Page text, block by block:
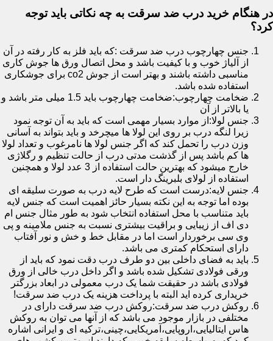
در هنگام خرید درب ضد سرقت به چه نکاتی باید توجه
کرد؟
جنس چهارچوب درب ضد سرقت :که باید فلز به کار رفته در آن
از آلیاژ خوب و با کیفیت باشد و محل اتصال ورق ها جوش کاری
مناسبی داشته باشند و بهتر است از جوش co2 برای جوشکاری
استفاده شده باشد.
ضخامت چهارچوب:ضخامت چهارچوب باید 1.5 میلی متر باشد و
یا بالاتر از آن
جنس لولا:از موارد بسیار مهمی است که باید به آن توجه نمود
زیرا لنگه درب بر روی این لولا ها میچرخد و باید بتواند به آسانی
وزن درب را تحمل کند که اگر جنس لولا ها نامرغوب و تعداد لولا
ها کم باشد پس از گذشت مدتی درب از حالت تنظیم و رگلاژی
خارج میشود که بهترین حالت استفاده از 3 عدد لولا و همچنین
استفاده از لولای بلبرینگ دار است.
جنس لایه:درست است که طرح لایه درب به صورت سلیقه ای
بوده اما توجه به این نکته بسیار حائز اهمیت است که جنس لایه
باید متناسب با محل استفاده انتخاب شود به طور مثال جنس ام
دی اف از زیبایی و براقیت بیشتری نسبت به جنس ملامینه و پی
وی سی برخوردار است اما در مقابل خط و خش و نور آفتاب
دارای استحکام کمتری می باشد.
باید به فضای داخلی بین دو طرف درب دقت نمود که باید از
ورقی فولادی تشکیل شده باشد و اگر داخل درب خالی از ورق
فولادی باشد در حقیقت شما یک درب معمولی در ابعاد بزرگتر
خریداری کرده اید البته با پرداخت هزینه یک درب ضد سرقت!
روکش درب ضد سرقت:روکش درب ضد سرقت دارای در
مختلفی در بازار موجود می باشد که از آنها می توان به روکش
هاس ایتالیایی،اروپایی،آمریکایی،چینی،ترکیه ای و ایرانی اشاره